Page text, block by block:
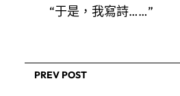
“于是，我寫詩……”
PREV POST